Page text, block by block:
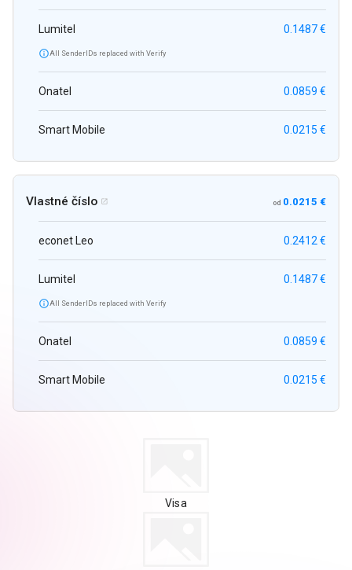
Lumitel 0.1487 €
All SenderIDs replaced with Verify
Onatel 0.0859 €
Smart Mobile 0.0215 €
Vlastné číslo  od 0.0215 €
econet Leo 0.2412 €
Lumitel 0.1487 €
All SenderIDs replaced with Verify
Onatel 0.0859 €
Smart Mobile 0.0215 €
Visa